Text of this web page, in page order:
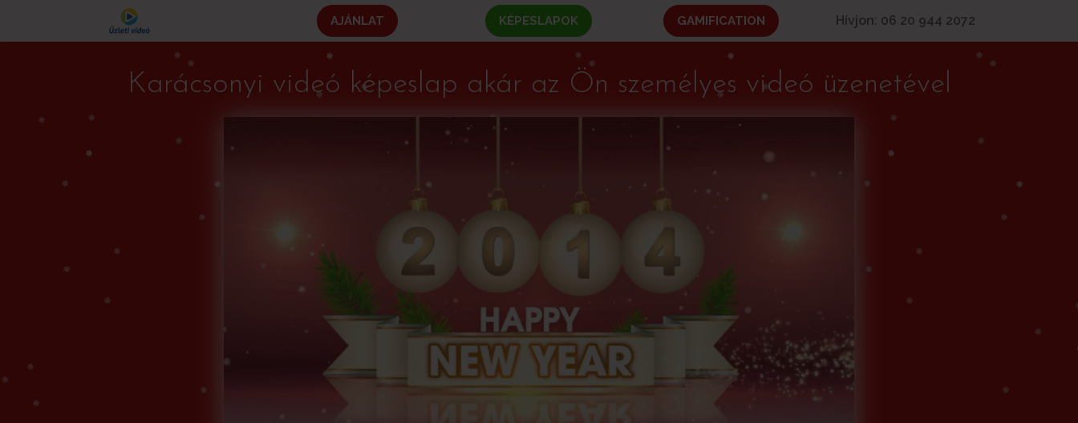
AJÁNLAT KÉPESLAPOK GAMIFICATION Hívjon: 06 20 944 2072
Karácsonyi videó képeslap akár az Ön személyes videó üzenetével